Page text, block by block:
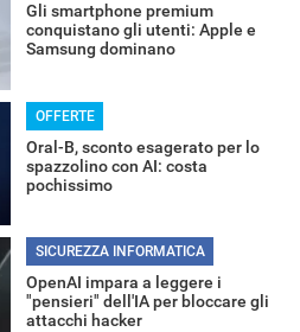
Gli smartphone premium
conquistano gli utenti: Apple e
Samsung dominano
OFFERTE
Oral-B, sconto esagerato per lo
spazzolino con AI: costa
pochissimo
SICUREZZA INFORMATICA
OpenAI impara a leggere i
"pensieri" dell'IA per bloccare gli
attacchi hacker